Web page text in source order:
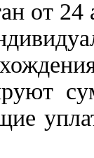
от 24
ие